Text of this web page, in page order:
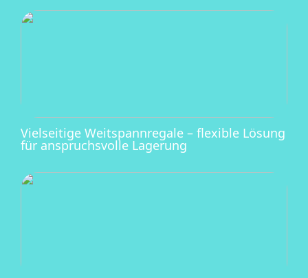
Vielseitige Weitspannregale – flexible Lösung
für anspruchsvolle Lagerung